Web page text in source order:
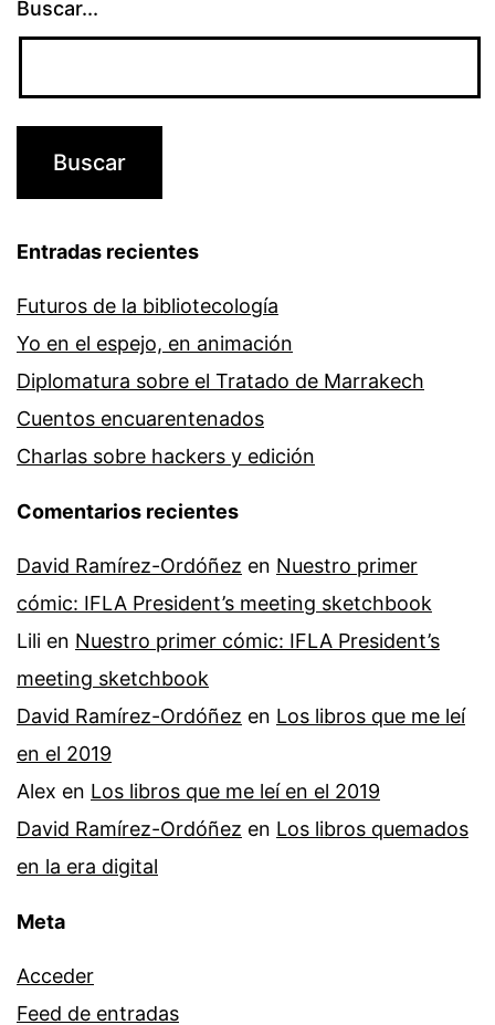
Buscar...
Entradas recientes
Futuros de la bibliotecología
Yo en el espejo, en animación
Diplomatura sobre el Tratado de Marrakech
Cuentos encuarentenados
Charlas sobre hackers y edición
Comentarios recientes
David Ramírez-Ordóñez en Nuestro primer
cómic: IFLA President’s meeting sketchbook
Lili en Nuestro primer cómic: IFLA President’s
meeting sketchbook
David Ramírez-Ordóñez en Los libros que me leí
en el 2019
Alex en Los libros que me leí en el 2019
David Ramírez-Ordóñez en Los libros quemados
en la era digital
Meta
Acceder
Feed de entradas